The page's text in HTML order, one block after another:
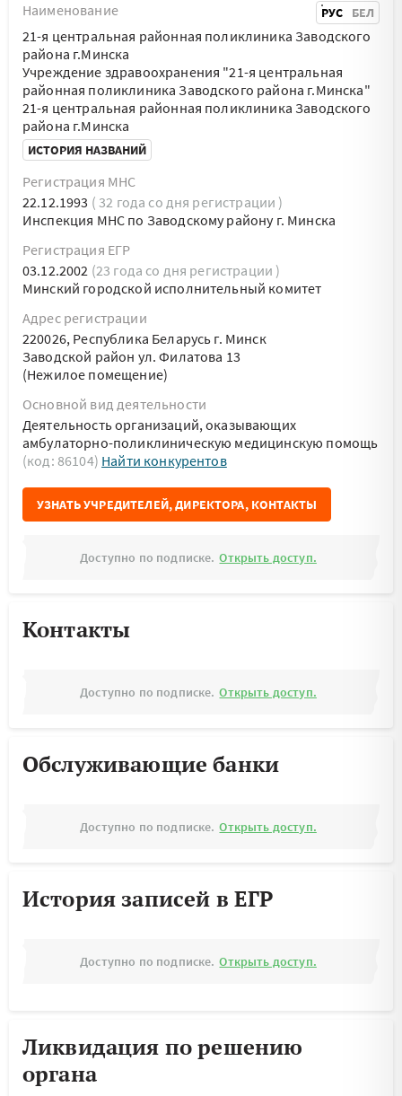
Наименование
РУС БЕЛ
21-я центральная районная поликлиника Заводского
района г.Минска
Учреждение здравоохранения "21-я центральная
районная поликлиника Заводского района г.Минска"
21-я центральная районная поликлиника Заводского
района г.Минска
ИСТОРИЯ НАЗВАНИЙ
Регистрация МНС
22.12.1993 ( 32 года со дня регистрации )
Инспекция МНС по Заводскому району г. Минска
Регистрация ЕГР
03.12.2002 (23 года со дня регистрации )
Минский городской исполнительный комитет
Адрес регистрации
220026, Республика Беларусь г. Минск
Заводской район ул. Филатова 13
(Нежилое помещение)
Основной вид деятельности
Деятельность организаций, оказывающих
амбулаторно-поликлиническую медицинскую помощь
(код: 86104) Найти конкурентов
УЗНАТЬ УЧРЕДИТЕЛЕЙ, ДИРЕКТОРА, КОНТАКТЫ
Доступно по подписке. Открыть доступ.
Контакты
Доступно по подписке. Открыть доступ.
Обслуживающие банки
Доступно по подписке. Открыть доступ.
История записей в ЕГР
Доступно по подписке. Открыть доступ.
Ликвидация по решению
органа